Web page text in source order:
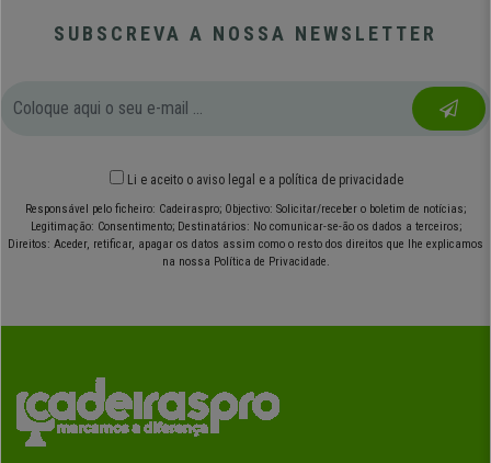
SUBSCREVA A NOSSA NEWSLETTER
Li e aceito o aviso legal e a política de privacidade
Responsável pelo ficheiro: Cadeiraspro; Objectivo: Solicitar/receber o boletim de notícias;
Legitimação: Consentimento; Destinatários: No comunicar-se-ão os dados a terceiros;
Direitos: Aceder, retificar, apagar os datos assim como o resto dos direitos que lhe explicamos
na nossa Política de Privacidade.